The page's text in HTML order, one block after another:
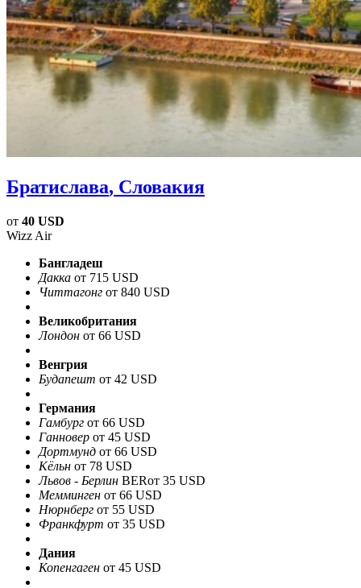
Братислава, Словакия
от 40 USD
Wizz Air
Бангладеш
Дакка от 715 USD
Читтагонг от 840 USD
Великобритания
Лондон от 66 USD
Венгрия
Будапешт от 42 USD
Германия
Гамбург от 66 USD
Ганновер от 45 USD
Дортмунд от 66 USD
Кёльн от 78 USD
Львов - Берлин BERот 35 USD
Мемминген от 66 USD
Нюрнберг от 55 USD
Франкфурт от 35 USD
Дания
Копенгаген от 45 USD